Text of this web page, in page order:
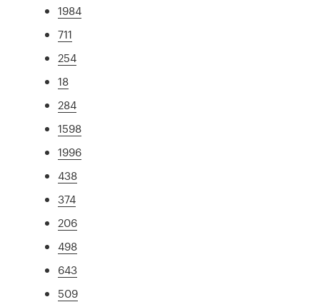
1984
711
254
18
284
1598
1996
438
374
206
498
643
509